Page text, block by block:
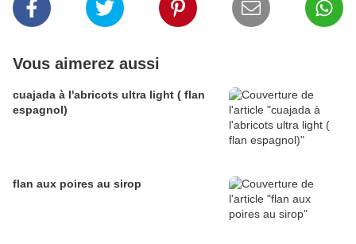
Vous aimerez aussi
cuajada à l'abricots ultra light ( flan
espagnol)
flan aux poires au sirop